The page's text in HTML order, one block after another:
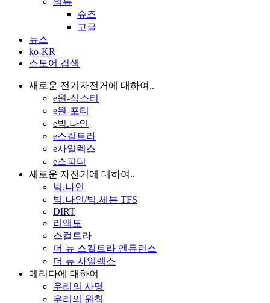
슈즈
고글
뉴스
ko-KR
스토어 검색
새로운 전기자전거에 대하여..
e원-식스티
e원-포티
e빅.나인
e스컬트라
e사일렉스
e스피더
새로운 자전거에 대하여..
빅.나인
빅.나인/빅.세븐 TFS
DIRT
리액토
스컬트라
더 뉴 스컬트라 엔듀런스
더 뉴 사일렉스
메리다에 대하여
우리의 사명
우리의 원칙